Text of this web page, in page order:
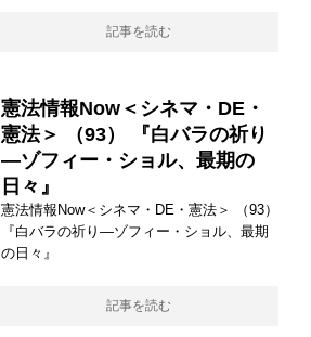
記事を読む
憲法情報Now＜シネマ・DE・
憲法＞ （93） 『白バラの祈り
―ゾフィー・ショル、最期の
日々』
憲法情報Now＜シネマ・DE・憲法＞ （93）
『白バラの祈り―ゾフィー・ショル、最期
の日々』
記事を読む